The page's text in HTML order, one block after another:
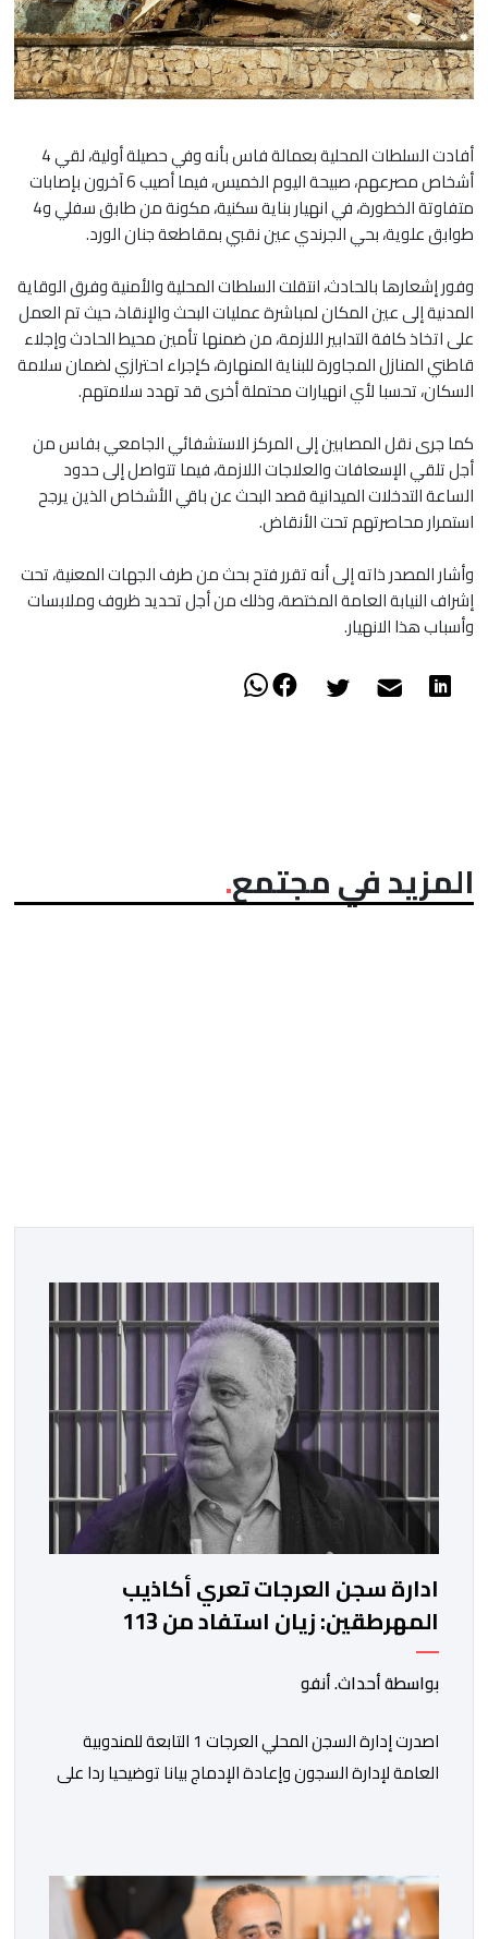
أفادت السلطات المحلية بعمالة فاس بأنه وفي حصيلة أولية، لقي 4
أشخاص مصرعهم، صبيحة اليوم الخميس، فيما أصيب 6 آخرون بإصابات
متفاوتة الخطورة، في انهيار بناية سكنية، مكونة من طابق سفلي و4
طوابق علوية، بحي الجرندي عين نقبي بمقاطعة جنان الورد.
وفور إشعارها بالحادث، انتقلت السلطات المحلية والأمنية وفرق الوقاية
المدنية إلى عين المكان لمباشرة عمليات البحث والإنقاذ، حيث تم العمل
على اتخاذ كافة التدابير اللازمة، من ضمنها تأمين محيط الحادث وإجلاء
قاطني المنازل المجاورة للبناية المنهارة، كإجراء احترازي لضمان سلامة
السكان، تحسبا لأي انهيارات محتملة أخرى قد تهدد سلامتهم.
كما جرى نقل المصابين إلى المركز الاستشفائي الجامعي بفاس من
أجل تلقي الإسعافات والعلاجات اللازمة، فيما تتواصل إلى حدود
الساعة التدخلات الميدانية قصد البحث عن باقي الأشخاص الذين يرجح
استمرار محاصرتهم تحت الأنقاض.
وأشار المصدر ذاته إلى أنه تقرر فتح بحث من طرف الجهات المعنية، تحت
إشراف النيابة العامة المختصة، وذلك من أجل تحديد ظروف وملابسات
وأسباب هذا الانهيار.
المزيد في مجتمع
ادارة سجن العرجات تعري أكاذيب
المهرطقين: زيان استفاد من 113
استشارة و50 فحصا طبيا
بواسطة أحداث. أنفو
اصدرت إدارة السجن المحلي العرجات 1 التابعة للمندوبية
العامة لإدارة السجون وإعادة الإدماج بيانا توضيحيا ردا على
ذاتها، وذلك لتنوير الرأي العام بالحقائق والمعطيات
الدقيقة.واوضحت إدارة المؤسسة السجنية أن المعني بالأمر
يستفيد منذ إيداعه من تتبع طبي منتظم ومستمر وفقا […]